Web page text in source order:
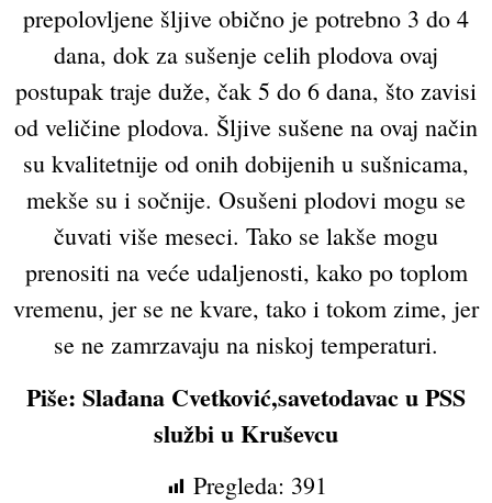
prepolovljene šljive obično je potrebno 3 do 4
dana, dok za sušenje celih plodova ovaj
postupak traje duže, čak 5 do 6 dana, što zavisi
od veličine plodova. Šljive sušene na ovaj način
su kvalitetnije od onih dobijenih u sušnicama,
mekše su i sočnije. Osušeni plodovi mogu se
čuvati više meseci. Tako se lakše mogu
prenositi na veće udaljenosti, kako po toplom
vremenu, jer se ne kvare, tako i tokom zime, jer
se ne zamrzavaju na niskoj temperaturi.
Piše: Slađana Cvetković,savetodavac u PSS
službi u Kruševcu
Pregleda: 391